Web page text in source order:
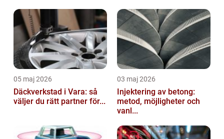
05 maj 2026
Däckverkstad i Vara: så
väljer du rätt partner för...
03 maj 2026
Injektering av betong:
metod, möjligheter och
vanl...